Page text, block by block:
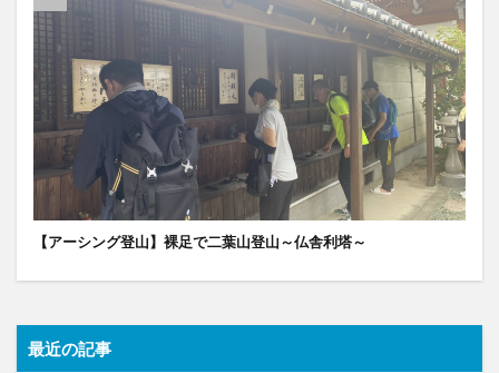
【アーシング登山】裸足で二葉山登山～仏舎利塔～
最近の記事